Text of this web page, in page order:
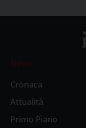
News
Cronaca
Attualità
Primo Piano